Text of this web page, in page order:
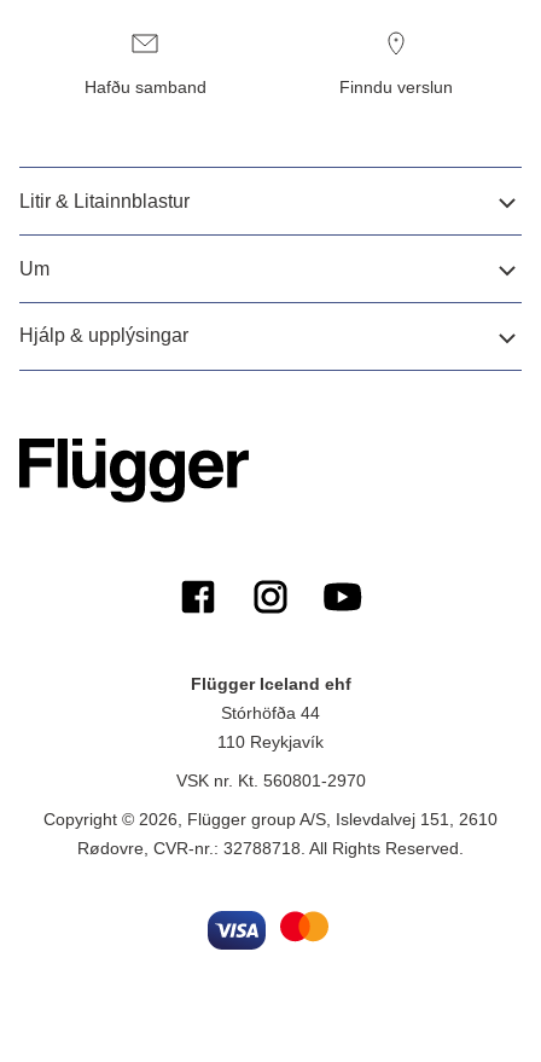
Hafðu samband Finndu verslun
Litir & Litainnblastur
Um
Hjálp & upplýsingar
Flügger Iceland ehf
Stórhöfða 44
110 Reykjavík
VSK nr. Kt. 560801-2970
Copyright © 2026, Flügger group A/S, Islevdalvej 151, 2610
Rødovre, CVR-nr.: 32788718. All Rights Reserved.